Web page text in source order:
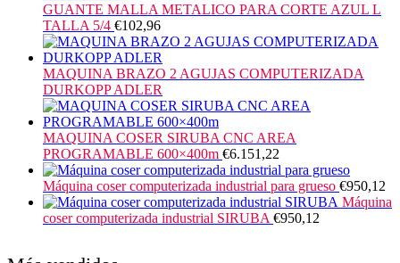
GUANTE MALLA METALICO PARA CORTE AZUL L
TALLA 5/4 €102,96
MAQUINA BRAZO 2 AGUJAS COMPUTERIZADA
DURKOPP ADLER
MAQUINA COSER SIRUBA CNC AREA
PROGRAMABLE 600×400m €6.151,22
Máquina coser computerizada industrial para grueso €950,12
Máquina
coser computerizada industrial SIRUBA €950,12